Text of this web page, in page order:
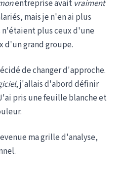
entreprise avait vraiment
mais je n'en ai plus
n'étaient plus ceux d'une
d'un grand groupe.
de changer d'approche.
, j'allais d'abord définir
pris une feuille blanche et
ma grille d'analyse,